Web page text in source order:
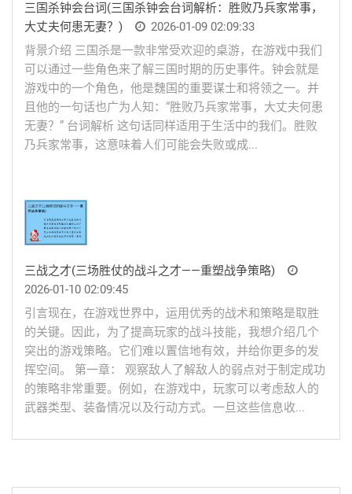
三国杀钟会台词(三国杀钟会台词解析：胜败乃兵家常事，
大丈夫何患无妻？)
2026-01-09 02:09:33
背景介绍 三国杀是一款非常受欢迎的桌游，在游戏中我们
可以通过一些角色来了解三国时期的历史事件。钟会就是
游戏中的一个角色，他是魏国的重要谋士和将领之一。并
且他的一句话也广为人知：“胜败乃兵家常事，大丈夫何患
无妻？” 台词解析 这句话同样适用于生活中的我们。胜败
乃兵家常事，这意味着人们可能会失败或成...
三战之才(三场胜仗的战斗之才——重塑战争策略)
2026-01-10 02:09:45
引言现在，在游戏世界中，运用优秀的战术和策略是取胜
的关键。因此，为了提高玩家的战斗技能，我想介绍几个
突出的游戏策略。它们难以置信地有效，并给你更多的发
挥空间。 第一章： 观察敌人了解敌人的弱点对于制定成功
的策略非常重要。例如，在游戏中，玩家可以考虑敌人的
武器类型、装备情况以及行动方式。一旦这些信息收...